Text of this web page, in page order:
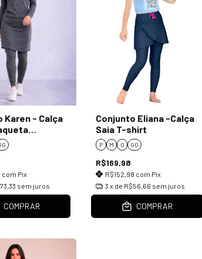
Karen - Calça
cinza
com Pix
sem juros
COMPRAR
Conjunto Eliana -Calça
Saia T-shirt
P M G GG
R$169,98
R$152,98 com Pix
3 x de R$56,66 sem juros
COMPRAR